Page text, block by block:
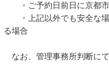
・ご予約日前日に京都市
・上記以外でも安全な場
る場合
なお、管理事務所判断に